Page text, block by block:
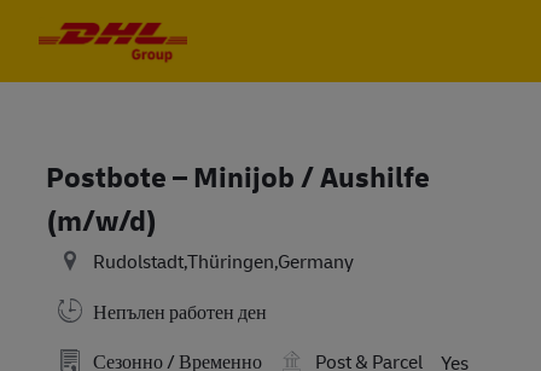
Postbote – Minijob / Aushilfe
(m/w/d)
Rudolstadt,Thüringen,Germany
Непълен работен ден
Сезонно / Временно
Post & Parcel
Yes